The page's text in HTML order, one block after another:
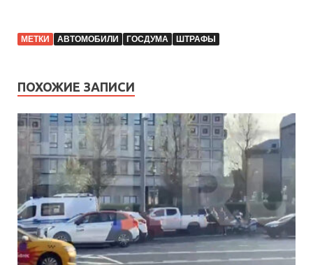
МЕТКИ АВТОМОБИЛИ ГОСДУМА ШТРАФЫ
ПОХОЖИЕ ЗАПИСИ